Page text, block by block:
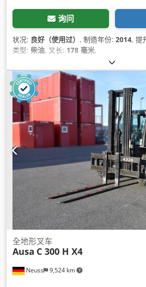
询问
状况: 良好（使用过） , 制造年份: 2014, 提
类型: 柴油, 叉长: 178 毫米,
Neuss 9,524 km
全地形叉车
Ausa C 300 H X4